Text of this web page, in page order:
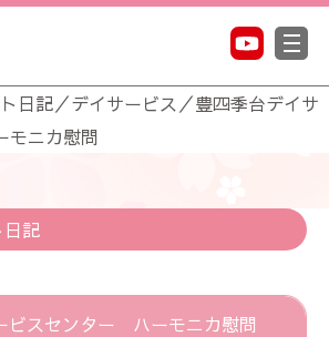
日記／デイサービス ／豊四季台デイサ
ニカ慰問
日記
ビスセンター ハーモニカ慰問